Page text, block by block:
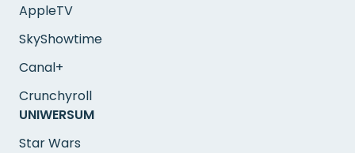
AppleTV
SkyShowtime
Canal+
Crunchyroll
UNIWERSUM
Star Wars